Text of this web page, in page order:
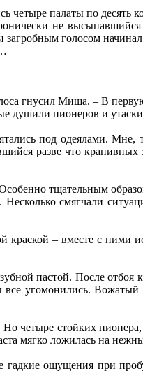
палаты по десять
не
загробным голосом
гнусил Миша. – В
душили пионеров и
под одеялами.
разве что крапивных
тщательным
смягчали
краской – вместе с ними
пастой. После отбоя
все угомонились.
четыре стойких
мягко ложилась на
ощущения при